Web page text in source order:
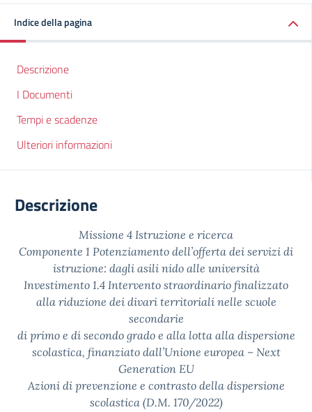
Indice della pagina
Descrizione
I Documenti
Tempi e scadenze
Ulteriori informazioni
Descrizione
Missione 4 Istruzione e ricerca
Componente 1 Potenziamento dell’offerta dei servizi di
istruzione: dagli asili nido alle università
Investimento 1.4 Intervento straordinario finalizzato
alla riduzione dei divari territoriali nelle scuole
secondarie
di primo e di secondo grado e alla lotta alla dispersione
scolastica, finanziato dall’Unione europea – Next
Generation EU
Azioni di prevenzione e contrasto della dispersione
scolastica (D.M. 170/2022)